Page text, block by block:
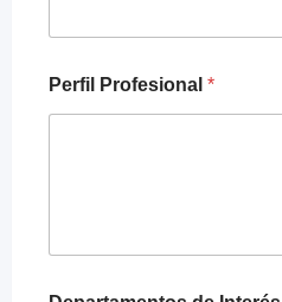
Perfil Profesional *